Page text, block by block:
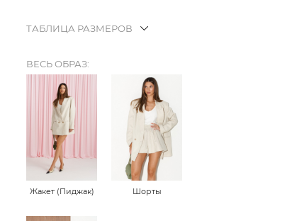
ТАБЛИЦА РАЗМЕРОВ
ВЕСЬ ОБРАЗ:
Жакет (Пиджак) Шорты